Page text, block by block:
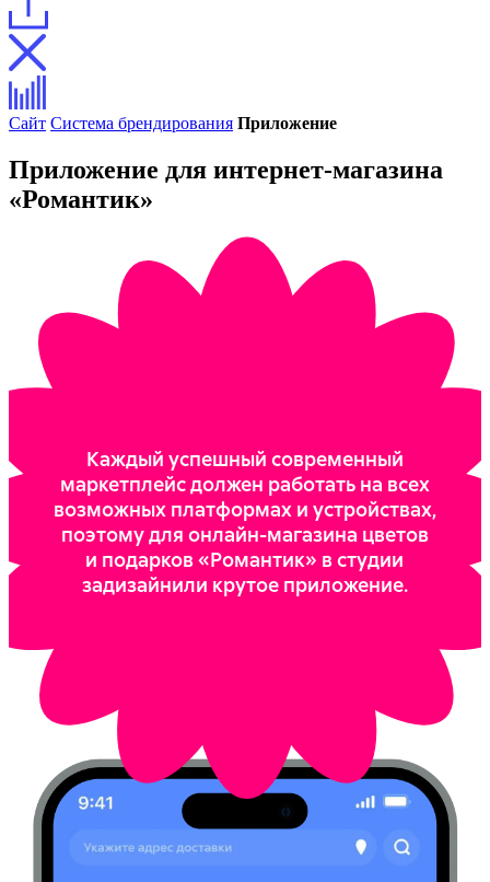
Сайт Система брендирования Приложение
Приложение для интернет-магазина
«Романтик»
Каждый успешный современный
маркетплейс должен работать на всех
возможных платформах и устройствах,
поэтому для онлайн-магазина цветов
и подарков «Романтик» в студии
задизайнили крутое приложение.